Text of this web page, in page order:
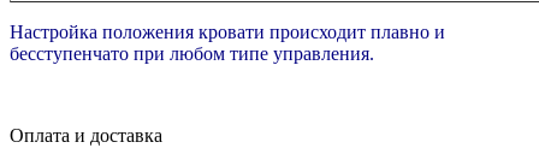
Настройка положения кровати происходит плавно и
бесступенчато при любом типе управления.
Оплата и доставка